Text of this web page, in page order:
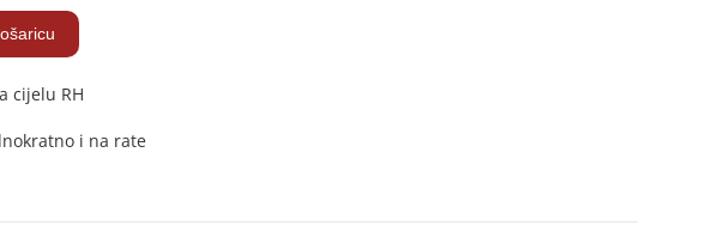
cijelu RH
i na rate